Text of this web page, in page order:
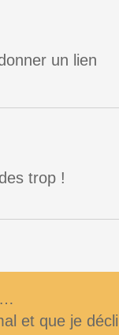
un lien
trop !
et que je